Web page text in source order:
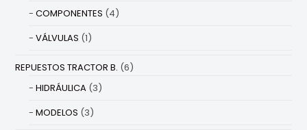
COMPONENTES (4)
VÁLVULAS (1)
REPUESTOS TRACTOR B. (6)
HIDRÁULICA (3)
MODELOS (3)